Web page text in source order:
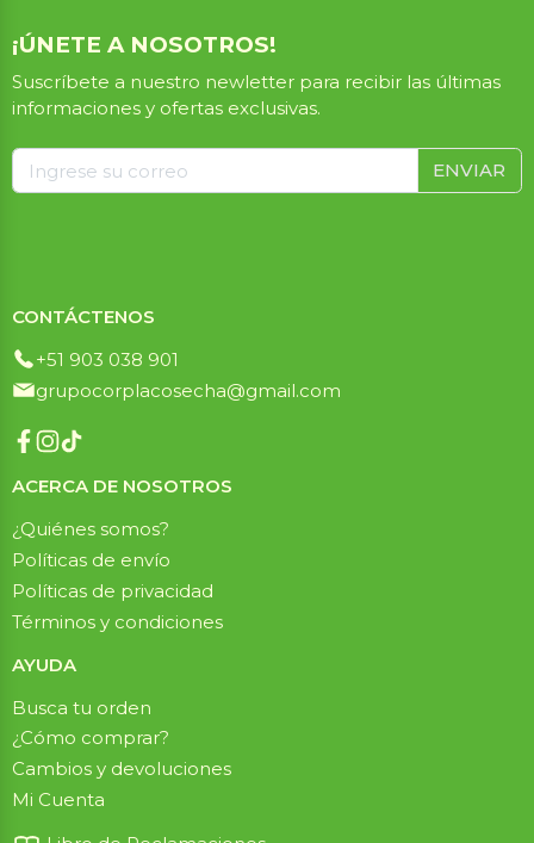
¡ÚNETE A NOSOTROS!
Suscríbete a nuestro newletter para recibir las últimas
informaciones y ofertas exclusivas.
ENVIAR
CONTÁCTENOS
+51 903 038 901
grupocorplacosecha@gmail.com
ACERCA DE NOSOTROS
¿Quiénes somos?
Políticas de envío
Políticas de privacidad
Términos y condiciones
AYUDA
Busca tu orden
¿Cómo comprar?
Cambios y devoluciones
Mi Cuenta